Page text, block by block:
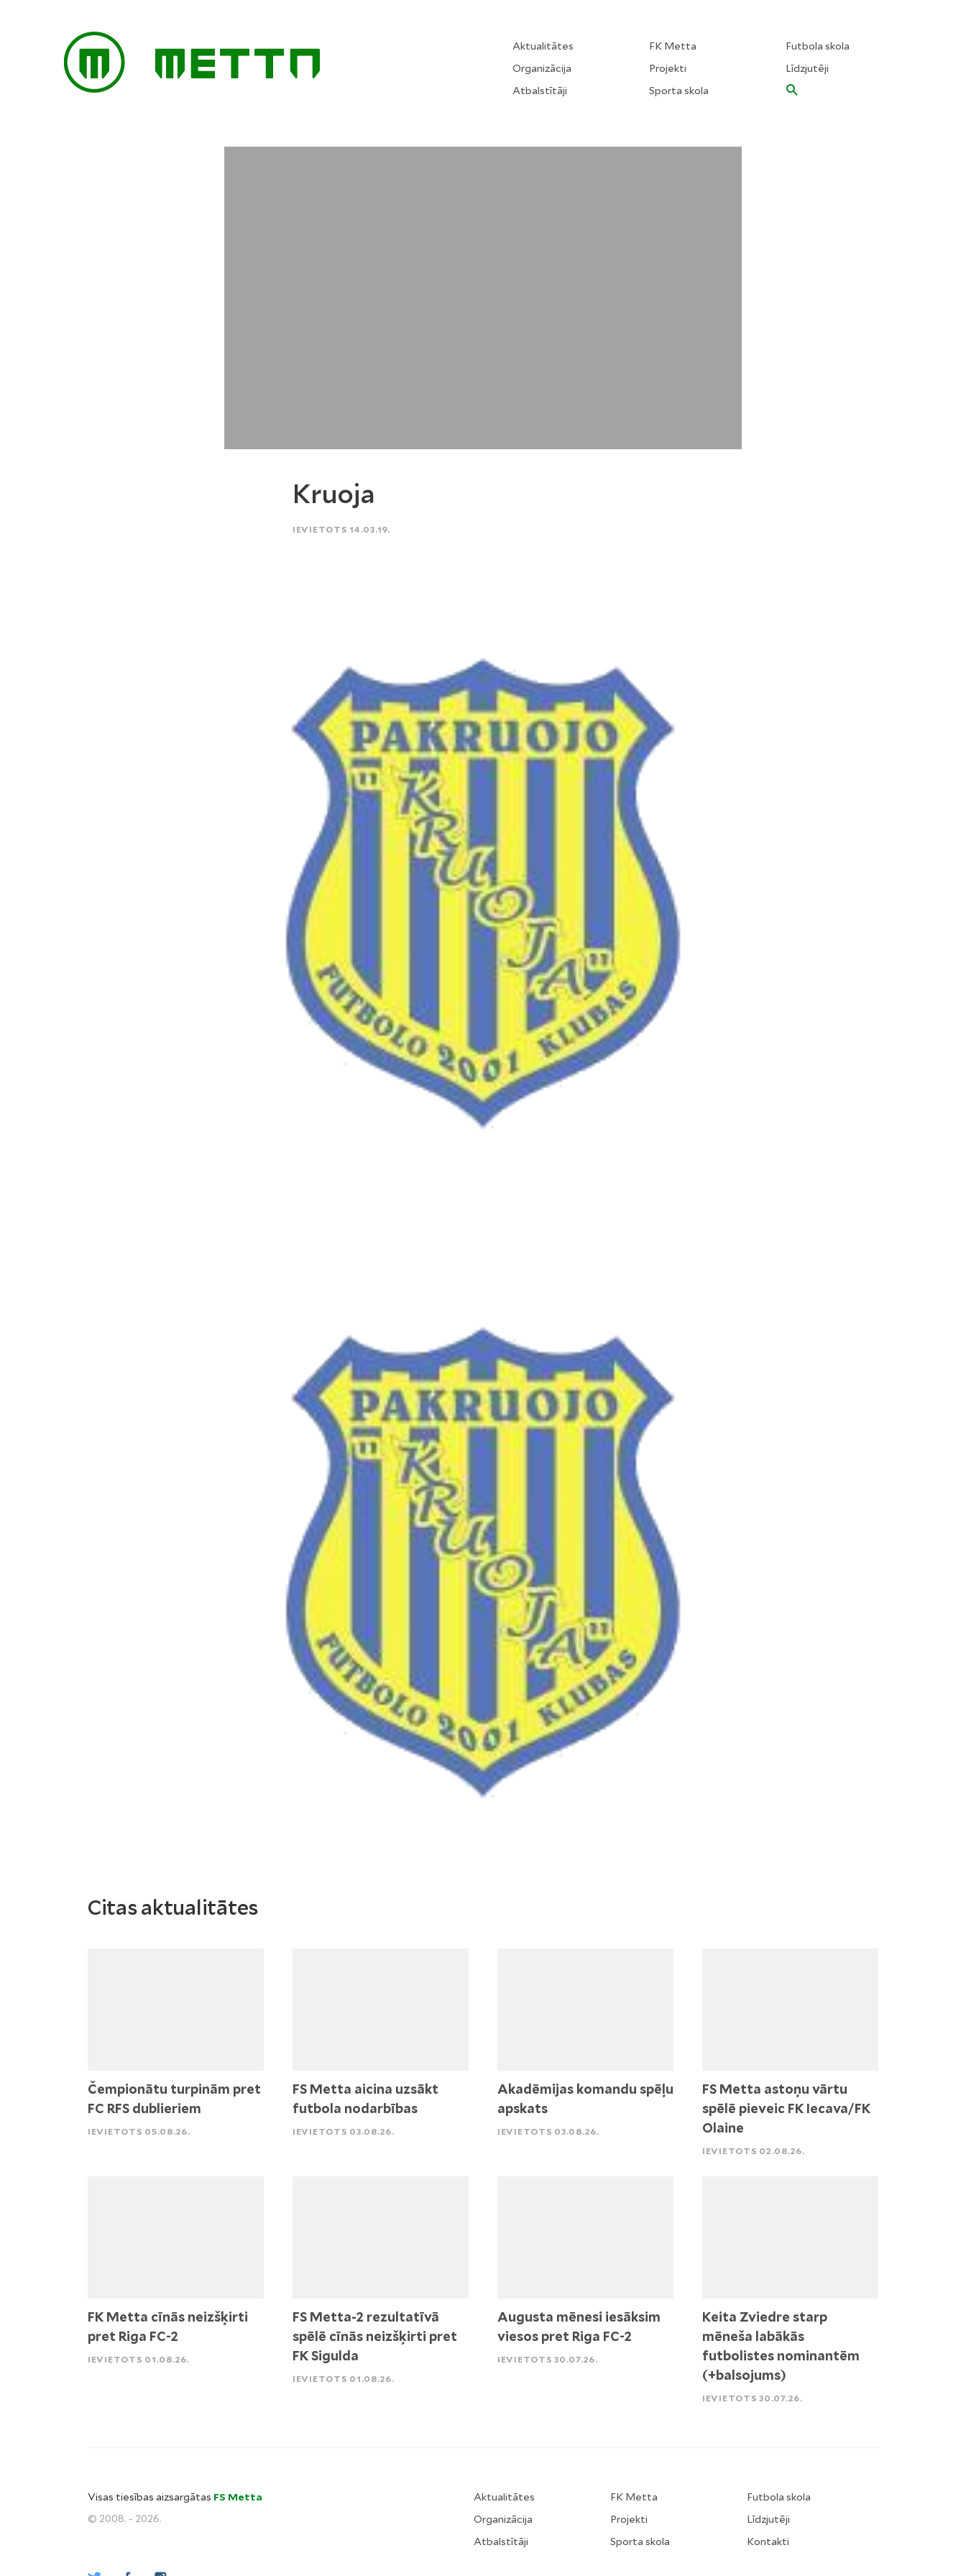
Aktualitātes
Organizācija
Atbalstītāji
FK Metta
Projekti
Sporta skola
Futbola skola
Līdzjutēji
Kruoja
IEVIETOTS 14.03.19.
Citas aktualitātes
Čempionātu turpinām pret
FC RFS dublieriem
IEVIETOTS 05.08.26.
FS Metta aicina uzsākt
futbola nodarbības
IEVIETOTS 03.08.26.
Akadēmijas komandu spēļu
apskats
IEVIETOTS 03.08.26.
FS Metta astoņu vārtu
spēlē pieveic FK Iecava/FK
Olaine
IEVIETOTS 02.08.26.
FK Metta cīnās neizšķirti
pret Riga FC-2
IEVIETOTS 01.08.26.
FS Metta-2 rezultatīvā
spēlē cīnās neizšķirti pret
FK Sigulda
IEVIETOTS 01.08.26.
Augusta mēnesi iesāksim
viesos pret Riga FC-2
IEVIETOTS 30.07.26.
Keita Zviedre starp
mēneša labākās
futbolistes nominantēm
(+balsojums)
IEVIETOTS 30.07.26.
Visas tiesības aizsargātas FS Metta
© 2008. - 2026.
Aktualitātes
Organizācija
Atbalstītāji
FK Metta
Projekti
Sporta skola
Futbola skola
Līdzjutēji
Kontakti